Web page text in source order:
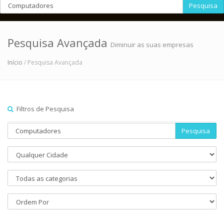
Pesquisa
Pesquisa Avançada Diminuir as suas empresas
Início / Pesquisa Avançada
Filtros de Pesquisa
Pesquisa